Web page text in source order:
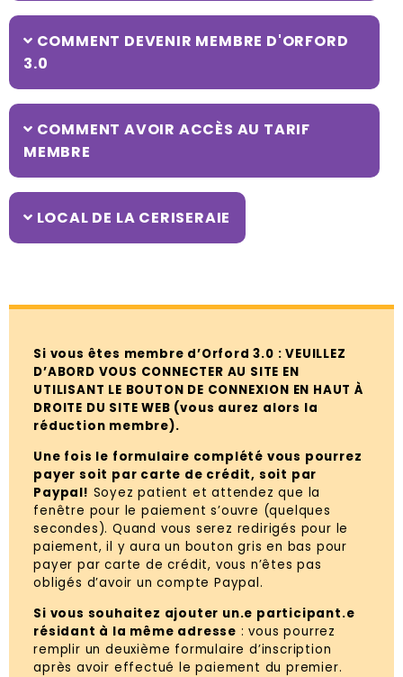
COMMENT DEVENIR MEMBRE D'ORFORD
3.0
COMMENT AVOIR ACCÈS AU TARIF
MEMBRE
LOCAL DE LA CERISERAIE
Si vous êtes membre d’Orford 3.0 : VEUILLEZ
D’ABORD VOUS CONNECTER AU SITE EN
UTILISANT LE BOUTON DE CONNEXION EN HAUT À
DROITE DU SITE WEB (vous aurez alors la
réduction membre).
Une fois le formulaire complété vous pourrez
payer soit par carte de crédit, soit par
Paypal! Soyez patient et attendez que la
fenêtre pour le paiement s’ouvre (quelques
secondes). Quand vous serez redirigés pour le
paiement, il y aura un bouton gris en bas pour
payer par carte de crédit, vous n’êtes pas
obligés d’avoir un compte Paypal.
Si vous souhaitez ajouter un.e participant.e
résidant à la même adresse : vous pourrez
remplir un deuxième formulaire d’inscription
après avoir effectué le paiement du premier.